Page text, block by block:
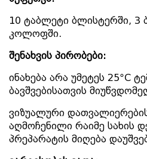
10 ტაბლეტი ბლისტერში, 3
კოლოფში.
შენახვის პირობები:
ინახება არა უმეტეს 25ºC
ბავშვებისათვის
ვიზუალური
აღმოჩენილი რაიმე სახის
პრეპარატის მიღება